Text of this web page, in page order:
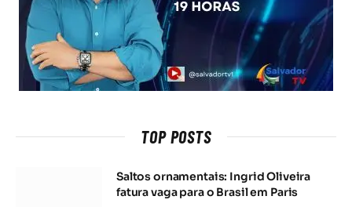
TOP POSTS
Saltos ornamentais: Ingrid Oliveira
fatura vaga para o Brasil em Paris